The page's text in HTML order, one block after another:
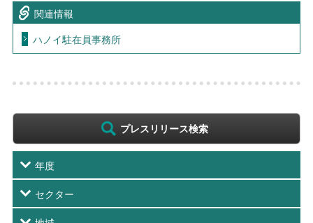
関連情報
ハノイ駐在員事務所
プレスリリース検索
年度
セクター